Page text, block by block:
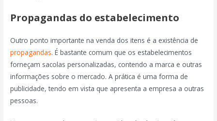
Propagandas do estabelecimento
Outro ponto importante na venda dos itens é a existência de
propagandas. É bastante comum que os estabelecimentos
forneçam sacolas personalizadas, contendo a marca e outras
informações sobre o mercado. A prática é uma forma de
publicidade, tendo em vista que apresenta a empresa a outras
pessoas.